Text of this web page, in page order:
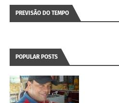
PREVISÃO DO TEMPO
POPULAR POSTS